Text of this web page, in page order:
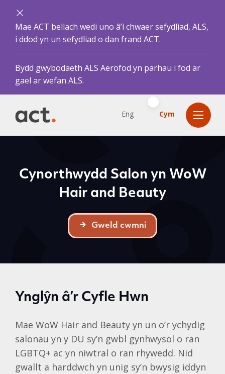
Mae ACT bellach wedi uno â’i chwaer sefydliad, ALS,
i ddod yn un sefydliad o dan frand ACT.
Bydd gwybodaeth ALS Aerofod yn parhau i fod ar
gael ar wefan ALS.
Eng Cym
Cynorthwydd Salon yn WoW
Hair and Beauty
Gweld cwmni
Ynglŷn â’r Cyfle Hwn
Mae WoW Hair and Beauty yn un o’r ychydig
salonau yn y DU sy’n gwbl gynhwysol o ran
LGBTQ+ ac yn niwtral o ran rhywedd. Nid
gwallt a harddwch yn unig sy’n bwysig iddyn